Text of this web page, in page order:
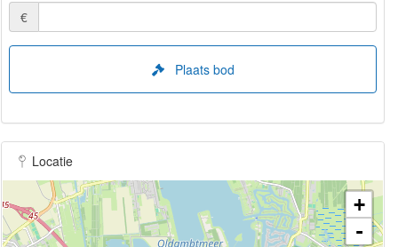
€
Plaats bod
Locatie
+
-